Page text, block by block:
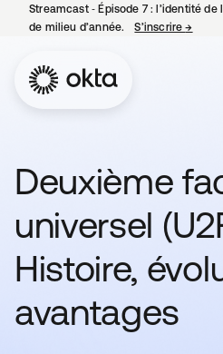
Streamcast ‑ Épisode 7 : l’identité de
de milieu d’année.
S’inscrire→
Deuxième
universel
Histoire,
avantages